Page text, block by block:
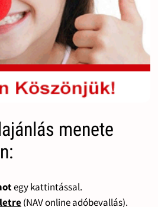
menete
egy kattintással.
(NAV online adóbevallás).